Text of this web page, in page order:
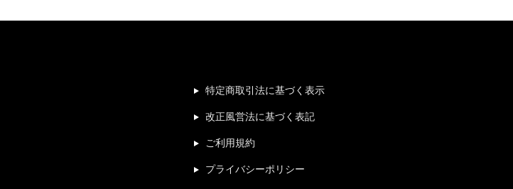
特定商取引法に基づく表示
改正風営法に基づく表記
ご利用規約
プライバシーポリシー